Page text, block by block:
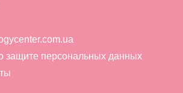
защите персональных данных